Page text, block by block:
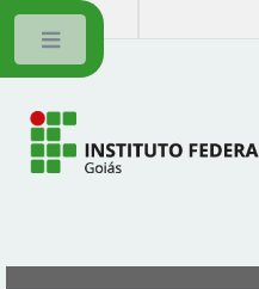
BRASIL